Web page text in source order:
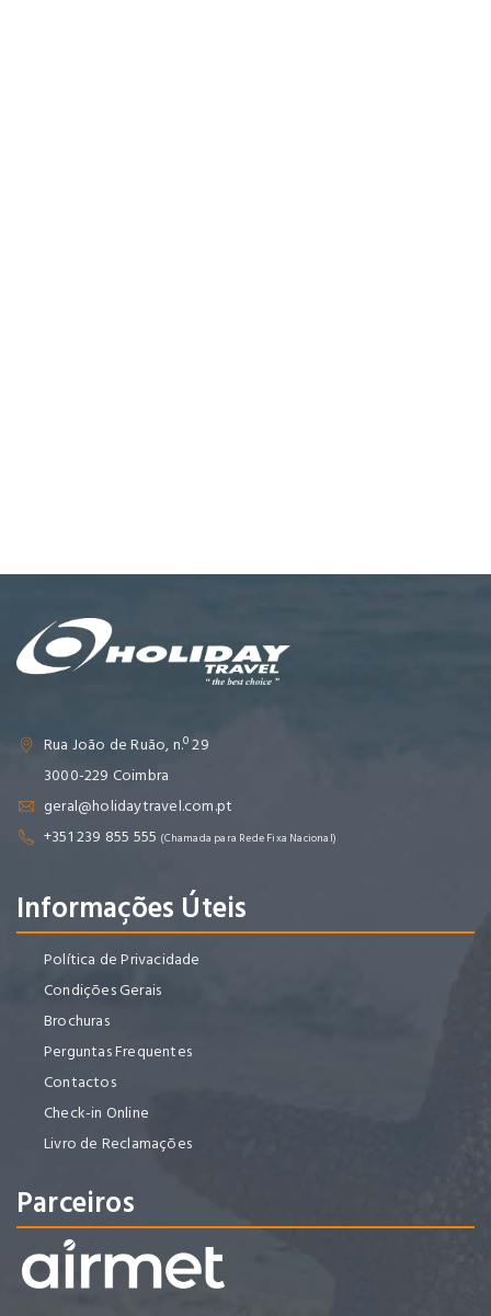
Rua João de Ruão, n.º 29
3000-229 Coimbra
geral@holidaytravel.com.pt
+351 239 855 555 (Chamada para Rede Fixa Nacional)
Informações Úteis
Política de Privacidade
Condições Gerais
Brochuras
Perguntas Frequentes
Contactos
Check-in Online
Livro de Reclamações
Parceiros